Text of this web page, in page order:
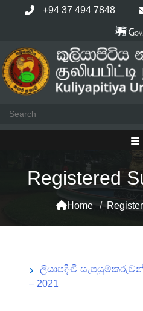
+94 37 494 7848
Registered
Home /
ලියාපදිංචි
– 2021